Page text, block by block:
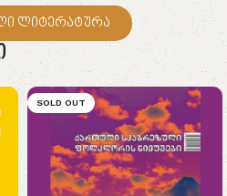
ლიტერატურა
SOLD OUT